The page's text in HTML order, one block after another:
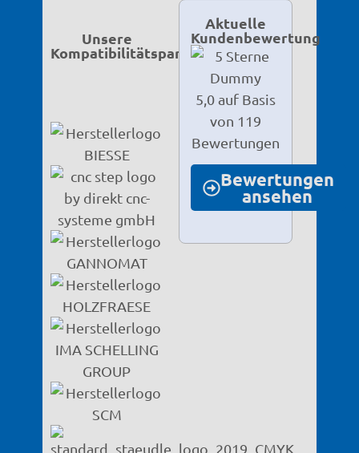
Unsere
Kompatibilitätspartner
Aktuelle
Kundenbewertung
5,0 auf Basis
von 119
Bewertungen
Bewertungen
ansehen